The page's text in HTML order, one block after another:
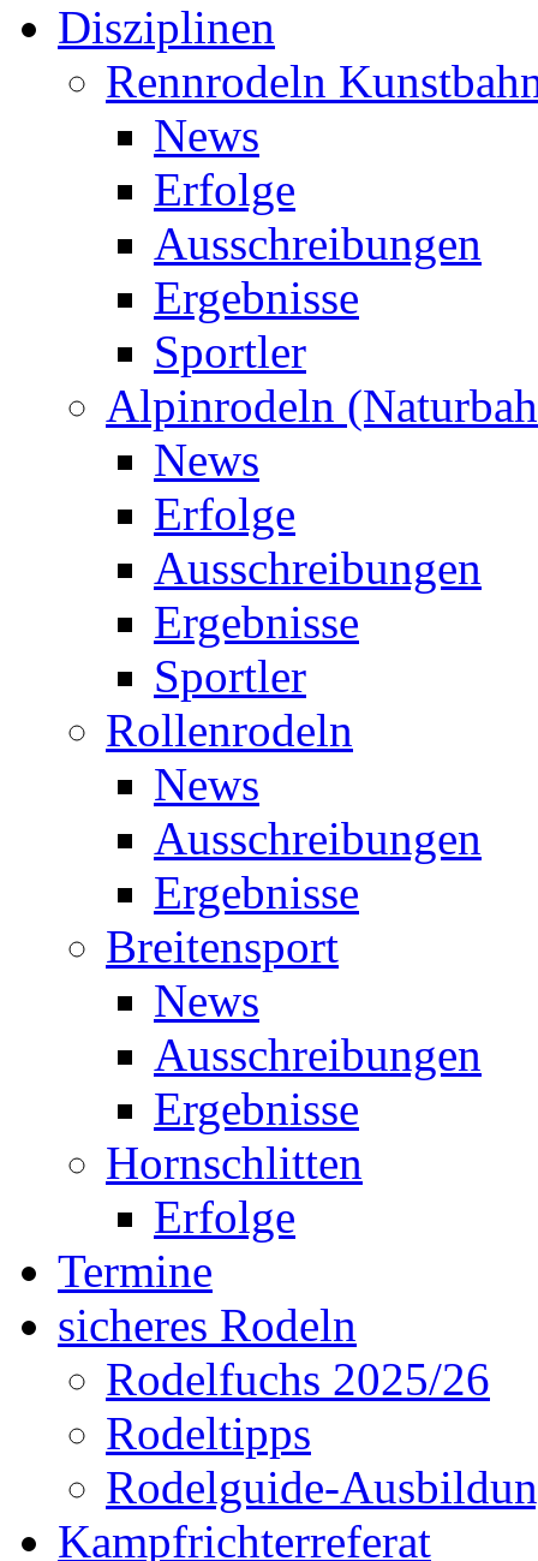
Disziplinen
Rennrodeln
News
Erfolge
Ausschreibungen
Ergebnisse
Sportler
Alpinrodeln
News
Erfolge
Ausschreibungen
Ergebnisse
Sportler
Rollenrodeln
News
Ausschreibungen
Ergebnisse
Breitensport
News
Ausschreibungen
Ergebnisse
Hornschlitten
Erfolge
Termine
sicheres Rodeln
Rodelfuchs 2025/26
Rodeltipps
Rodelguide-
Kampfrichterreferat